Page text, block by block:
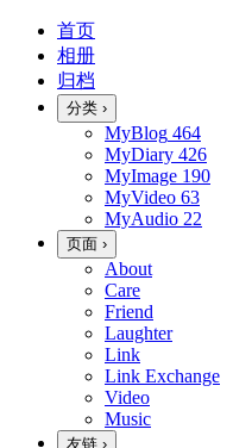
首页
相册
归档
分类 ›
MyBlog 464
MyDiary 426
MyImage 190
MyVideo 63
MyAudio 22
页面 ›
About
Care
Friend
Laughter
Link
Link Exchange
Video
Music
友链 ›